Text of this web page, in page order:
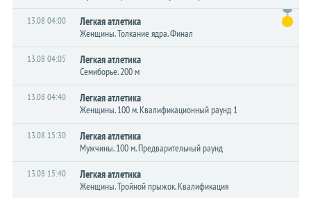
13.08 04:00 Легкая атлетика
Женщины. Толкание ядра. Финал
13.08 04:05 Легкая атлетика
Семиборье. 200 м
13.08 04:40 Легкая атлетика
Женщины. 100 м. Квалификационный раунд 1
13.08 15:30 Легкая атлетика
Мужчины. 100 м. Предварительный раунд
13.08 15:40 Легкая атлетика
Женщины. Тройной прыжок. Квалификация